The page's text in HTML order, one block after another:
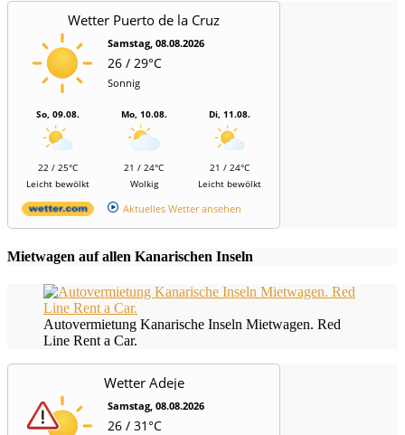
Wetter Puerto de la Cruz
Samstag, 08.08.2026
26 / 29°C
Sonnig
So, 09.08.
22 / 25°C
Leicht bewölkt
Mo, 10.08.
21 / 24°C
Wolkig
Di, 11.08.
21 / 24°C
Leicht bewölkt
Aktuelles Wetter ansehen
Mietwagen auf allen Kanarischen Inseln
Autovermietung Kanarische Inseln Mietwagen. Red
Line Rent a Car.
Wetter Adeje
Samstag, 08.08.2026
26 / 31°C